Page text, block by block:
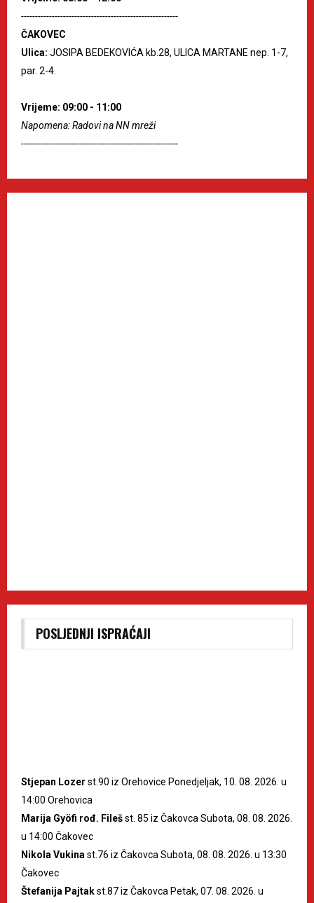
--------------------------------------------------------
ČAKOVEC
Ulica: JOSIPA BEDEKOVIĆA kb.28, ULICA MARTANE nep. 1-7,
par. 2-4.
Vrijeme: 09:00 - 11:00
Napomena: Radovi na NN mreži
--------------------------------------------------------
POSLJEDNJI ISPRAĆAJI
Stjepan Lozer st.90 iz Orehovice Ponedjeljak, 10. 08. 2026. u
14:00 Orehovica
Marija Gyöfi rođ. Filešst. 85 iz Čakovca Subota, 08. 08. 2026.
u 14:00 Čakovec
Nikola Vukinast.76 iz Čakovca Subota, 08. 08. 2026. u 13:30
Čakovec
Štefanija Pajtakst.87 iz Čakovca Petak, 07. 08. 2026. u